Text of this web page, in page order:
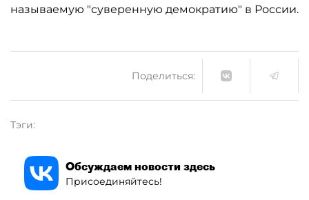
называемую "суверенную демократию" в России.
Поделиться:
Тэги:
Обсуждаем новости здесь
Присоединяйтесь!